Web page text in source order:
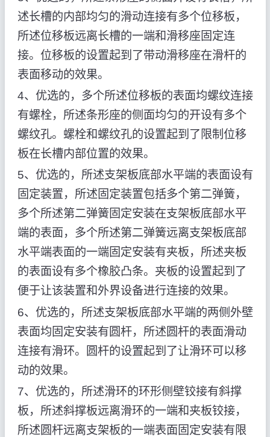
述长槽的内部均匀的滑动连接有多个位移板，
所述位移板远离长槽的一端和滑移座固定连
接。位移板的设置起到了带动滑移座在滑杆的
表面移动的效果。
4、优选的，多个所述位移板的表面均螺纹连接
有螺栓，所述条形座的侧面均匀的开设有多个
螺纹孔。螺栓和螺纹孔的设置起到了限制位移
板在长槽内部位置的效果。
5、优选的，所述支架板底部水平端的表面设有
固定装置，所述固定装置包括多个第二弹簧，
多个所述第二弹簧固定安装在支架板底部水平
端的表面，多个所述第二弹簧远离支架板底部
水平端表面的一端固定安装有夹板，所述夹板
的表面设有多个橡胶凸条。夹板的设置起到了
便于让该装置和外界设备进行连接的效果。
6、优选的，所述支架板底部水平端的两侧外壁
表面均固定安装有圆杆，所述圆杆的表面滑动
连接有滑环。圆杆的设置起到了让滑环可以移
动的效果。
7、优选的，所述滑环的环形侧壁铰接有斜撑
板，所述斜撑板远离滑环的一端和夹板铰接，
所述圆杆远离支架板的一端表面固定安装有限